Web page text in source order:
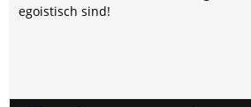
egoistisch sind!